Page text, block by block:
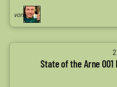
von
Codenaga
State of the Arne 001
von